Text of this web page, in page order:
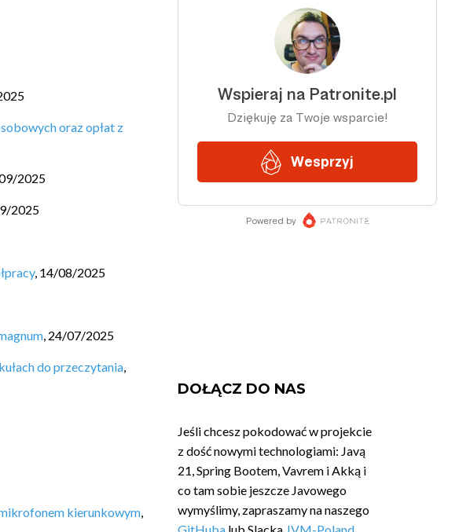
oraz opłat z
2025
2025
, 14/08/2025
, 24/07/2025
do przeczytania,
kierunkowym,
DOŁĄCZ DO NAS
Jeśli chcesz pokodować w projekcie
z dość nowymi technologiami: Javą
21, Spring Bootem, Vavrem i Akką i
co tam sobie jeszcze Javowego
wymyślimy, zapraszamy na naszego